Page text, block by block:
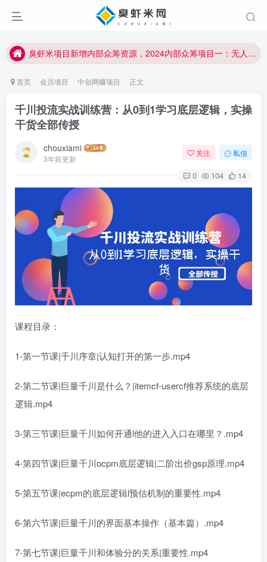
臭虾米项目新增内部众筹资源，2024内部众筹项目一：无人直播，价值1980元
臭虾米项目新增内部众筹资源，2024内部众筹项目一：无人直播，价值1980元
首页 会员项目 中创网赚项目 正文
千川投流实战训练营：从0到1学习底层逻辑，实操
干货全部传授
chouxiami
3年前更新
关注 私信
0 104 14
课程目录：
1-第一节课|千川序章|认知打开的第一步.mp4
2-第二节课|巨量千川是什么？|itemcf-usercf推荐系统的底层
逻辑.mp4
3-第三节课|巨量千川如何开通l他的进入入口在哪里？.mp4
4-第四节课|巨量千川ocpm底层逻辑|二阶出价gsp原理.mp4
5-第五节课|ecpm的底层逻辑l预估机制的重要性.mp4
6-第六节课|巨量千川的界面基本操作（基本篇）.mp4
7-第七节课|巨量千川和体验分的关系|重要性.mp4